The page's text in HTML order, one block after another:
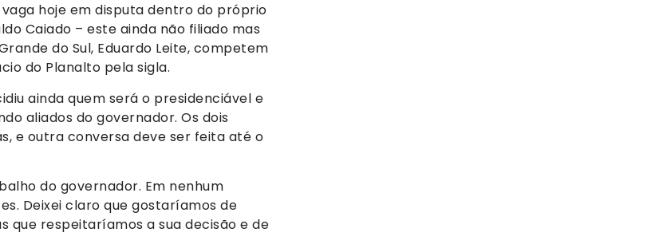
hoje em disputa dentro do próprio
Caiado – este ainda não filiado mas
do Sul, Eduardo Leite, competem
do Planalto pela sigla.
ainda quem será o presidenciável e
aliados do governador. Os dois
e outra conversa deve ser feita até o
do governador. Em nenhum
Deixei claro que gostaríamos de
respeitaríamos a sua decisão e de